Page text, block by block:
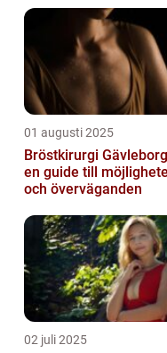
01 augusti 2025
Bröstkirurgi
en guide till
och överväganden
02 juli 2025